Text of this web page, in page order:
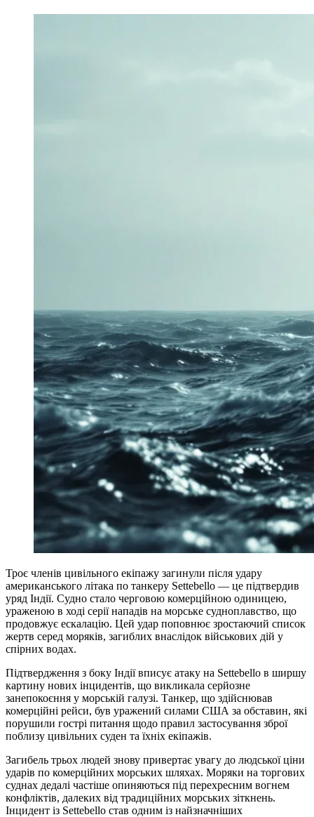
Троє членів цивільного екіпажу загинули після удару
американського літака по танкеру Settebello — це підтвердив
уряд Індії. Судно стало черговою комерційною одиницею,
ураженою в ході серії нападів на морське судноплавство, що
продовжує ескалацію. Цей удар поповнює зростаючий список
жертв серед моряків, загиблих внаслідок військових дій у
спірних водах.
Підтвердження з боку Індії вписує атаку на Settebello в ширшу
картину нових інцидентів, що викликала серйозне
занепокоєння у морській галузі. Танкер, що здійснював
комерційні рейси, був уражений силами США за обставин, які
порушили гострі питання щодо правил застосування зброї
поблизу цивільних суден та їхніх екіпажів.
Загибель трьох людей знову привертає увагу до людської ціни
ударів по комерційних морських шляхах. Моряки на торгових
суднах дедалі частіше опиняються під перехресним вогнем
конфліктів, далеких від традиційних морських зіткнень.
Інцидент із Settebello став одним із найзначніших